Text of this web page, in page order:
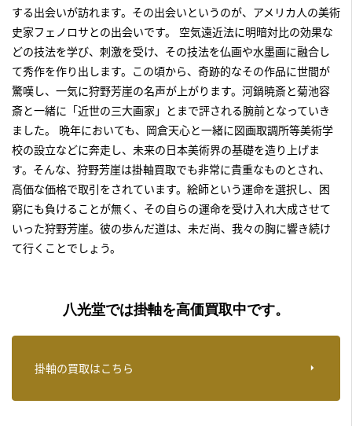
する出会いが訪れます。その出会いというのが、アメリカ人の美術
史家フェノロサとの出会いです。 空気遠近法に明暗対比の効果な
どの技法を学び、刺激を受け、その技法を仏画や水墨画に融合し
て秀作を作り出します。この頃から、奇跡的なその作品に世間が
驚嘆し、一気に狩野芳崖の名声が上がります。河鍋暁斎と菊池容
斎と一緒に「近世の三大画家」とまで評される腕前となっていき
ました。 晩年においても、岡倉天心と一緒に図画取調所等美術学
校の設立などに奔走し、未来の日本美術界の基礎を造り上げま
す。そんな、狩野芳崖は掛軸買取でも非常に貴重なものとされ、
高価な価格で取引をされています。絵師という運命を選択し、困
窮にも負けることが無く、その自らの運命を受け入れ大成させて
いった狩野芳崖。彼の歩んだ道は、未だ尚、我々の胸に響き続け
て行くことでしょう。
八光堂では掛軸を高価買取中です。
掛軸の買取はこちら